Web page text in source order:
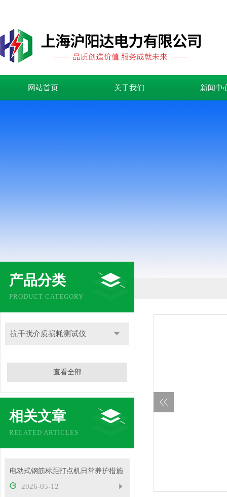
网站首页 关于我们 新闻中
产品分类
PRODUCT CATEGORY
抗干扰介质损耗测试仪
查看全部
相关文章
RELATED ARTICLES
电动式钢筋标距打点机日常养护措施
2026-05-12